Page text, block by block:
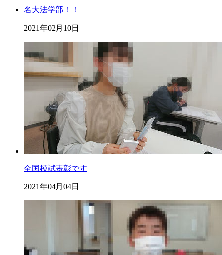
名大法学部！！
2021年02月10日
全国模試表彰です
2021年04月04日